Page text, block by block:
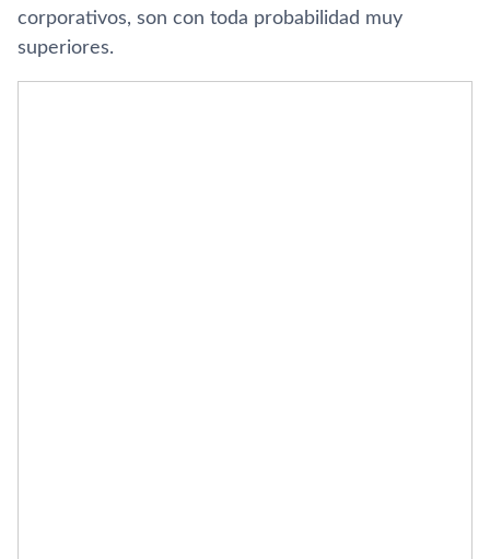
corporativos, son con toda probabilidad muy
superiores.